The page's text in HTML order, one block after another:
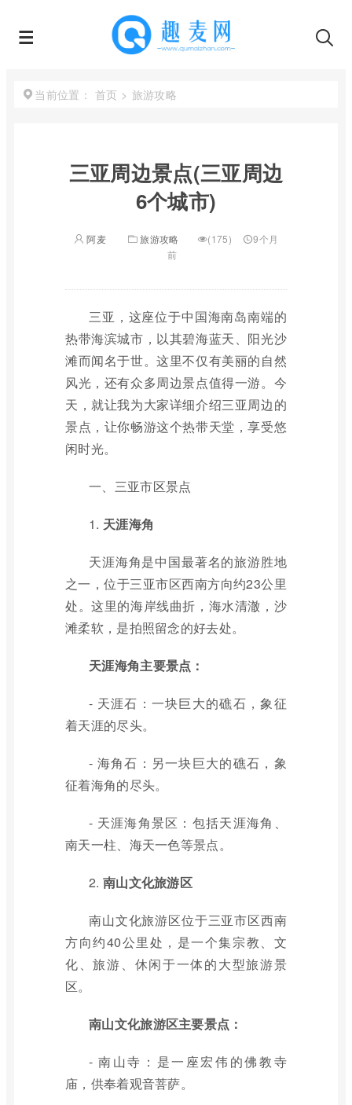
当前位置： 首页 > 旅游攻略
三亚周边景点(三亚周边
6个城市)
阿麦 旅游攻略 (175)
9个月
前
三亚，这座位于中国海南岛南端的
热带海滨城市，以其碧海蓝天、阳光沙
滩而闻名于世。这里不仅有美丽的自然
风光，还有众多周边景点值得一游。今
天，就让我为大家详细介绍三亚周边的
景点，让你畅游这个热带天堂，享受悠
闲时光。
一、三亚市区景点
1. 天涯海角
天涯海角是中国最著名的旅游胜地
之一，位于三亚市区西南方向约23公里
处。这里的海岸线曲折，海水清澈，沙
滩柔软，是拍照留念的好去处。
天涯海角主要景点：
- 天涯石：一块巨大的礁石，象征
着天涯的尽头。
- 海角石：另一块巨大的礁石，象
征着海角的尽头。
- 天涯海角景区：包括天涯海角、
南天一柱、海天一色等景点。
2. 南山文化旅游区
南山文化旅游区位于三亚市区西南
方向约40公里处，是一个集宗教、文
化、旅游、休闲于一体的大型旅游景
区。
南山文化旅游区主要景点：
- 南山寺：是一座宏伟的佛教寺
庙，供奉着观音菩萨。